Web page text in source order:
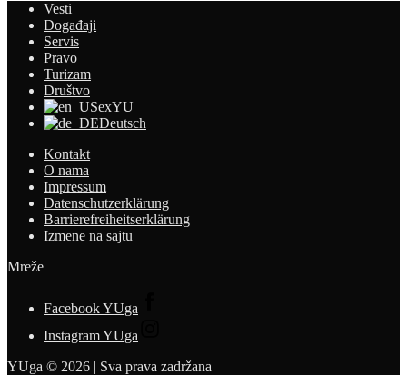
Vesti
Događaji
Servis
Pravo
Turizam
Društvo
exYU
Deutsch
Kontakt
O nama
Impressum
Datenschutzerklärung
Barrierefreiheitserklärung
Izmene na sajtu
Mreže
Facebook YUga
Instagram YUga
YUga © 2026 | Sva prava zadržana